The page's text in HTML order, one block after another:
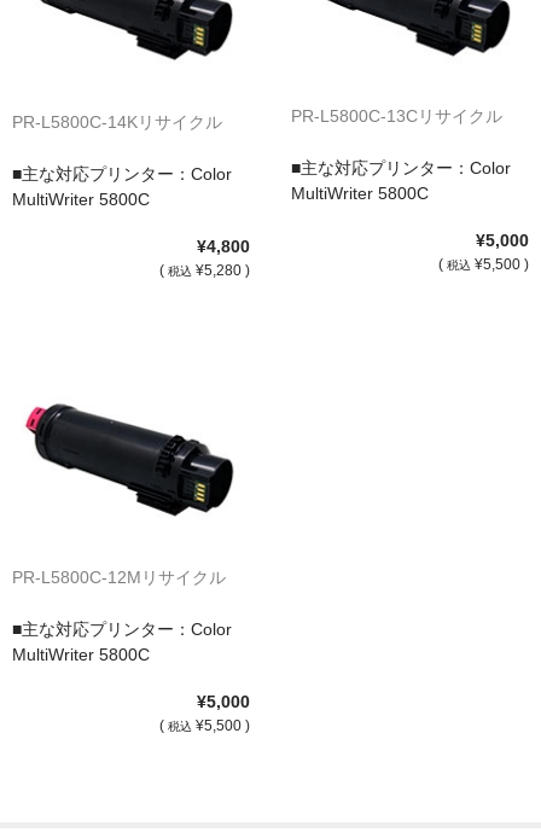
PR-L5800C-14Kリサイクル
■主な対応プリンター：Color
MultiWriter 5800C
¥4,800
( 税込 ¥5,280 )
PR-L5800C-13Cリサイクル
■主な対応プリンター：Color
MultiWriter 5800C
¥5,000
( 税込 ¥5,500 )
PR-L5800C-12Mリサイクル
■主な対応プリンター：Color
MultiWriter 5800C
¥5,000
( 税込 ¥5,500 )